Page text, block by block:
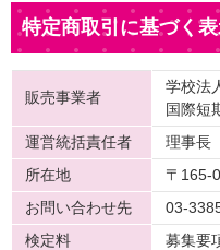
特定商取引に基づく
販売事業者
学校法
国際短
運営統括責任者
理事長
所在地
〒165-
お問い合わせ先
03-
検定料
募集要